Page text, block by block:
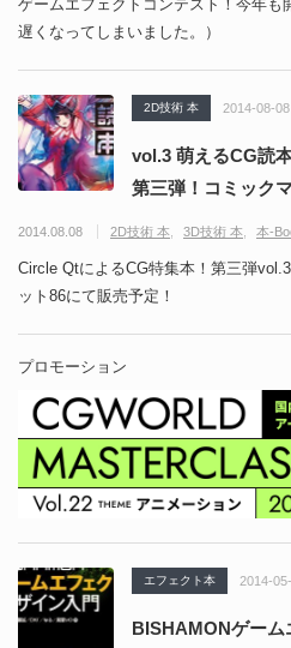
ゲームエフェクトコンテスト！今年も
遅くなってしまいました。）
2D技術 本 2014-08-08
vol.3 萌えるCG読
第三弾！コミック
2014.08.08 2D技術 本 3D技術 本 本-
Circle QtによるCG特集本！第三弾
ット86にて販売予定！
プロモーション
エフェクト本 2014-
BISHAMONゲーム